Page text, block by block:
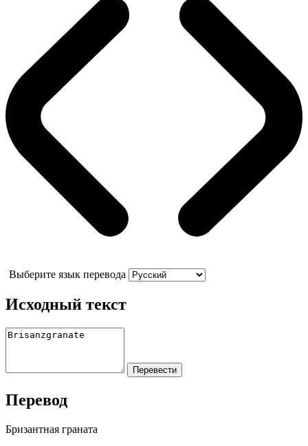
Выберите язык перевода
Исходный текст
Перевод
Бризантная граната